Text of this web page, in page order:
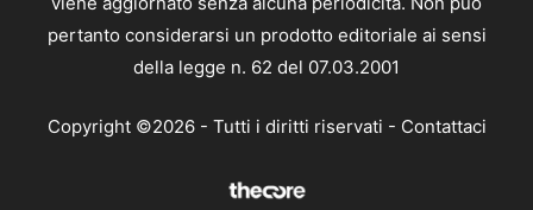
pertanto considerarsi un prodotto editoriale ai sensi
della legge n. 62 del 07.03.2001
Copyright ©2026 - Tutti i diritti riservati - Contattaci